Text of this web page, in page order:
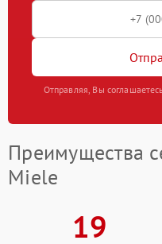
Отправляя, Вы
Преимущества
Miele
19